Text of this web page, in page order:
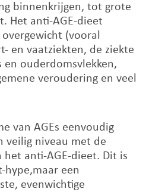
binnenkrijgen, tot grote
Het anti-AGE-dieet
(vooral
en vaatziekten, de ziekte
en ouderdomsvlekken,
veroudering en veel
van AGEs eenvoudig
veilig niveau met de
het anti-AGE-dieet. Dit is
hype,maar een
evenwichtige